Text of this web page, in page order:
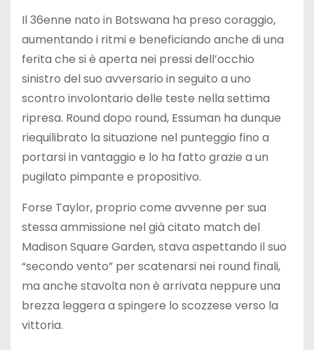
Il 36enne nato in Botswana ha preso coraggio,
aumentando i ritmi e beneficiando anche di una
ferita che si è aperta nei pressi dell’occhio
sinistro del suo avversario in seguito a uno
scontro involontario delle teste nella settima
ripresa. Round dopo round, Essuman ha dunque
riequilibrato la situazione nel punteggio fino a
portarsi in vantaggio e lo ha fatto grazie a un
pugilato pimpante e propositivo.
Forse Taylor, proprio come avvenne per sua
stessa ammissione nel già citato match del
Madison Square Garden, stava aspettando il suo
“secondo vento” per scatenarsi nei round finali,
ma anche stavolta non è arrivata neppure una
brezza leggera a spingere lo scozzese verso la
vittoria.